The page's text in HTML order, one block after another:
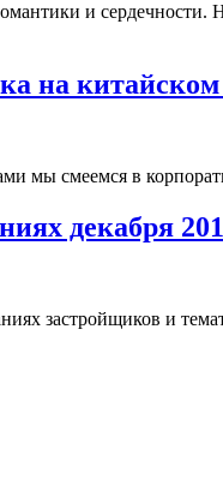
и
на
смеемся в
декабря
застройщиков и